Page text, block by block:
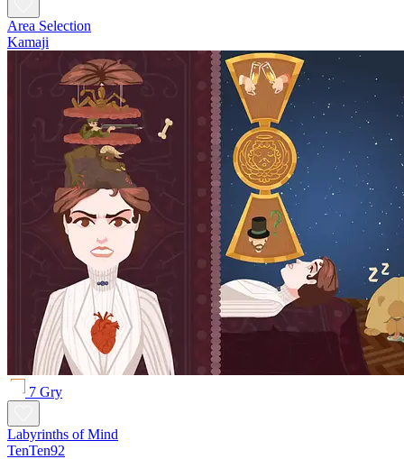
Area Selection
Kamaji
7 Gry
Labyrinths of Mind
TenTen92